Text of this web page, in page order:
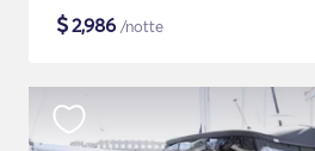
$2,986 /notte